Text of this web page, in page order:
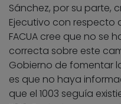
Sánchez, por su parte,
Ejecutivo con respecto
FACUA cree que no se
correcta sobre este
Gobierno de fomentar
es que no haya
que el 1003 seguía